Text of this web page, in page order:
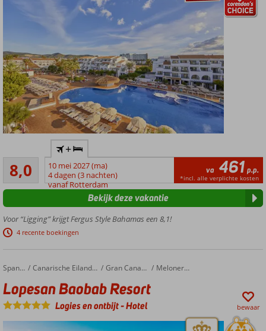
(familie)kamers,
zwembadzicht
Halfpension
of All
Inclusive
ook
mogelijk
genieten
Gezellige
accommodatie
Tuin met
palmbomen,
zonneterras
Moderne
sommige
met
over zee
8,0
Zeer goed
330
beoordelingen
+
10 mei 2027 (ma)
4 dagen (3 nachten)
vanaf Rotterdam
va 461 p.p.
*incl. alle verplichte kosten
Voor “Ligging” krijgt Fergus Style Bahamas een 8,1!
4 recente boekingen
Bekijk deze vakantie
Home Spanje Canarische Eilanden Gran Canaria Meloneras
Lopesan Baobab Resort
Lopesan Baobab Resort
Logies en ontbijt-Hotel bewaar